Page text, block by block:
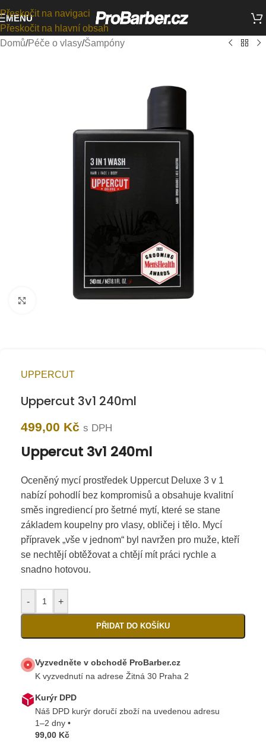
Přeskočit na navigaci
Přeskočit na hlavní obsah
MENU
Domů/Péče o vlasy/Šampóny
Kliknutím zvětšíte
UPPERCUT
Uppercut 3v1 240ml
499,00 Kč s DPH
Uppercut 3v1 240ml
Oceněný mycí prostředek Uppercut Deluxe 3 v 1
nabízí pohodlí bez kompromisů a obsahuje kvalitní
směs ingrediencí pro šetrné mytí, které se stane
základem koupelny pro vlasy, obličej i tělo. Mycí
přípravek „vše v jednom“ byl navržen pro muže, kteří
se nechtějí obtěžovat a chtějí mít práci rychle a
snadno hotovou.
- +
PŘIDAT DO KOŠÍKU
Vyzvedněte v obchodě ProBarber.cz
K vyzvednutí na adrese Žitná 30 Praha 2
Kurýr DPD
Náš DPD kurýr doručí zboží na uvedenou adresu
1–2 dny •
99,00 Kč